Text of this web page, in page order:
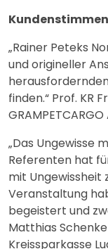
Kundenstimmen
„Rainer Peteks
und origineller
finden.“ Prof. KR
„Das Ungewisse
Referenten hat
mit Ungewissheit
Veranstaltung
begeistert und
Matthias
Kreissparkasse